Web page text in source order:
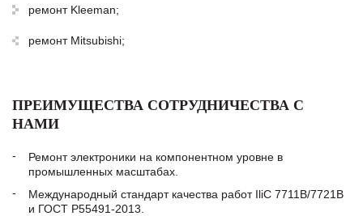
ремонт Kleeman;
ремонт Mitsubishi;
ПРЕИМУЩЕСТВА СОТРУДНИЧЕСТВА С
НАМИ
Ремонт электроники на компонентном уровне в
промышленных масштабах.
Международный стандарт качества работ IliC 7711B/7721В
и ГОСТ Р55491-2013.